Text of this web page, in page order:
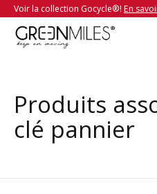
Voir la collection Gocycle®! En
Produits
clé pannier